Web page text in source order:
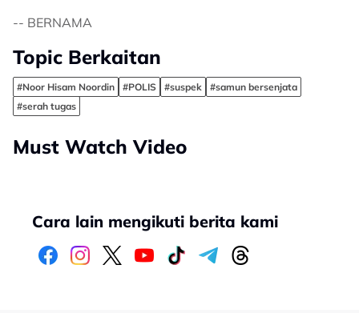
-- BERNAMA
Topic Berkaitan
#Noor Hisam Noordin #POLIS #suspek
#samun bersenjata
#serah tugas
Must Watch Video
Cara lain mengikuti berita kami